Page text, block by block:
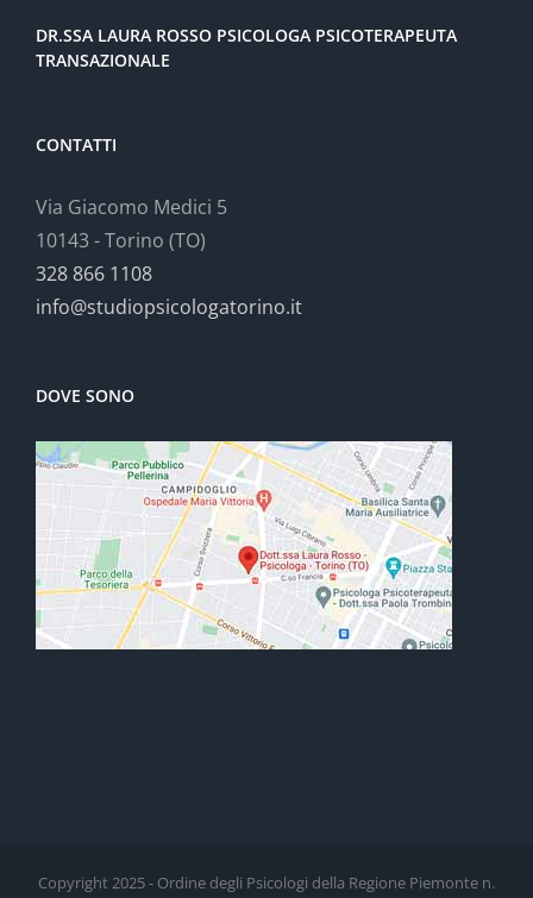
DR.SSA LAURA ROSSO PSICOLOGA PSICOTERAPEUTA
TRANSAZIONALE
CONTATTI
Via Giacomo Medici 5
10143 - Torino (TO)
328 866 1108
info@studiopsicologatorino.it
DOVE SONO
Copyright 2025 - Ordine degli Psicologi della Regione Piemonte n.